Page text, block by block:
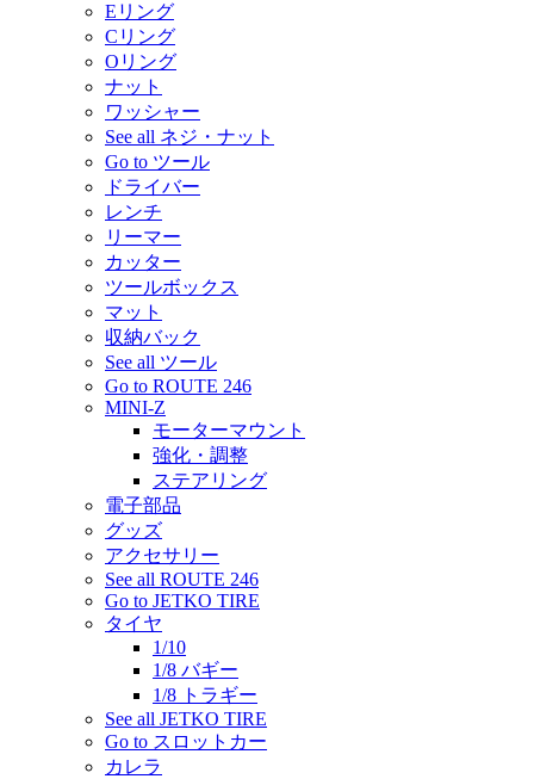
Eリング
Cリング
Oリング
ナット
ワッシャー
See all ネジ・ナット
Go to ツール
ドライバー
レンチ
リーマー
カッター
ツールボックス
マット
収納バック
See all ツール
Go to ROUTE 246
MINI-Z
モーターマウント
強化・調整
ステアリング
電子部品
グッズ
アクセサリー
See all ROUTE 246
Go to JETKO TIRE
タイヤ
1/10
1/8 バギー
1/8 トラギー
See all JETKO TIRE
Go to スロットカー
カレラ